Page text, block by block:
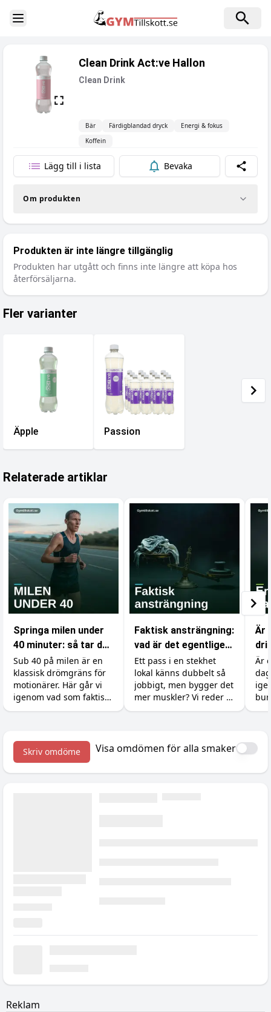
Toggle Sidebar
Clean Drink Act:ve Hallon
Clean Drink
Bär Färdigblandad dryck
Energi & fokus
Koffein
Lägg till i lista Bevaka Dela
Om produkten
Produkten är inte längre tillgänglig
Produkten har utgått och finns inte längre att köpa hos
återförsäljarna.
Fler varianter
Äpple Passion
Relaterade artiklar
Springa milen under
40 minuter: så tar du
dig under
drömgränsen
Sub 40 på milen är en
klassisk drömgräns för
motionärer. Här går vi
igenom vad som faktiskt
krävs, hur du lägger
sista sekunderna.
Faktisk ansträngning:
vad är det egentligen
som räknas i
gymmet?
Ett pass i en stekhet
lokal känns dubbelt så
jobbigt, men bygger det
mer muskler? Vi reder ut
skillnaden mellan att
kroppen en signal att
Är
Är
Skriv omdöme Visa omdömen för alla smaker
Reklam